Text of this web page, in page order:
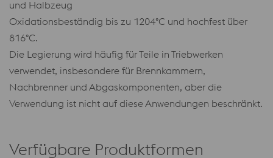
und Halbzeug
Oxidationsbeständig bis zu 1204°C und hochfest über
816°C.
Die Legierung wird häufig für Teile in Triebwerken
verwendet, insbesondere für Brennkammern,
Nachbrenner und Abgaskomponenten, aber die
Verwendung ist nicht auf diese Anwendungen beschränkt.
Verfügbare Produktformen